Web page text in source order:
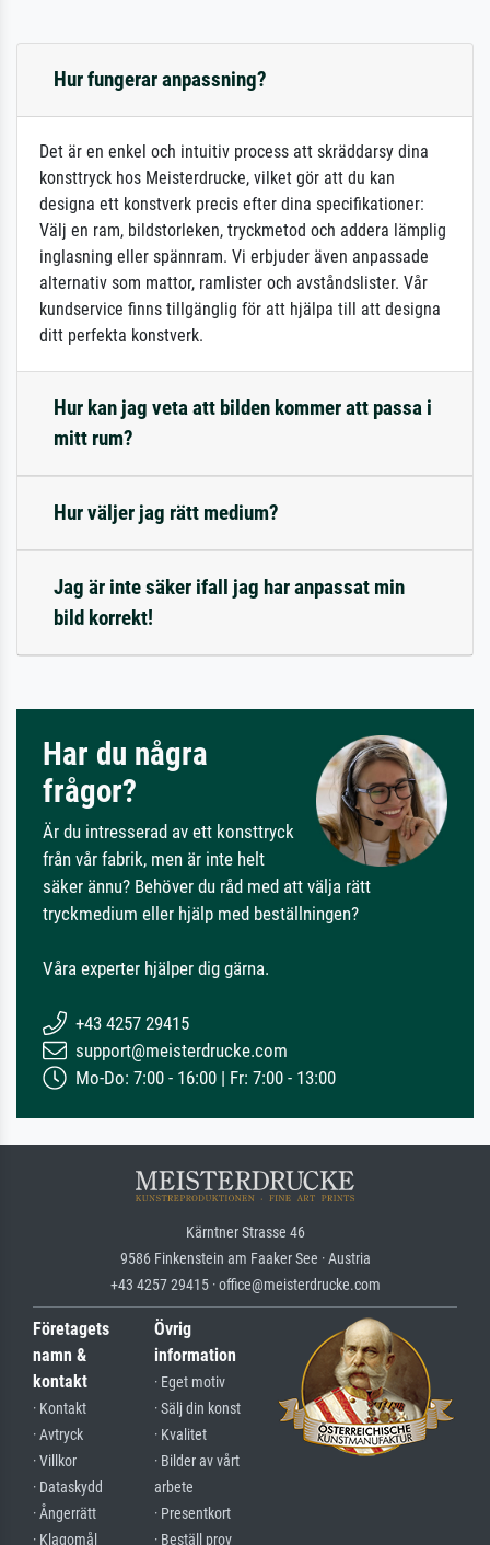
Hur fungerar anpassning?
Det är en enkel och intuitiv process att skräddarsy dina
konsttryck hos Meisterdrucke, vilket gör att du kan
designa ett konstverk precis efter dina specifikationer:
Välj en ram, bildstorleken, tryckmetod och addera lämplig
inglasning eller spännram. Vi erbjuder även anpassade
alternativ som mattor, ramlister och avståndslister. Vår
kundservice finns tillgänglig för att hjälpa till att designa
ditt perfekta konstverk.
Hur kan jag veta att bilden kommer att passa i
mitt rum?
Hur väljer jag rätt medium?
Jag är inte säker ifall jag har anpassat min
bild korrekt!
Har du några
frågor?
Är du intresserad av ett konsttryck
från vår fabrik, men är inte helt
säker ännu? Behöver du råd med att välja rätt
tryckmedium eller hjälp med beställningen?
Våra experter hjälper dig gärna.
+43 4257 29415
support@meisterdrucke.com
Mo-Do: 7:00 - 16:00 | Fr: 7:00 - 13:00
Kärntner Strasse 46
9586 Finkenstein am Faaker See · Austria
+43 4257 29415 · office@meisterdrucke.com
Företagets
namn &
kontakt
· Kontakt
· Avtryck
· Villkor
· Dataskydd
· Ångerrätt
· Klagomål
Övrig
information
· Eget motiv
· Sälj din konst
· Kvalitet
· Bilder av vårt
arbete
· Presentkort
· Beställ prov